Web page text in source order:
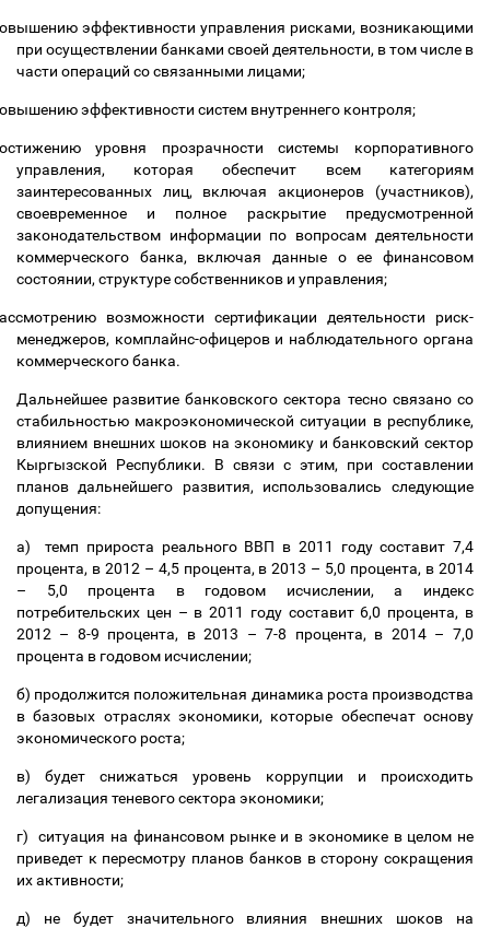
эффективности управления рисками, возникающими
при осуществлении банками своей деятельности, в том числе в
части операций со связанными лицами;
эффективности систем внутреннего контроля;
уровня прозрачности системы корпоративного
управления, которая обеспечит всем категориям
заинтересованных лиц, включая акционеров (участников),
своевременное и полное раскрытие предусмотренной
законодательством информации по вопросам деятельности
коммерческого банка, включая данные о ее финансовом
состоянии, структуре собственников и управления;
возможности сертификации деятельности риск-
менеджеров, комплайнс-офицеров и наблюдательного органа
коммерческого банка.
Дальнейшее развитие банковского сектора тесно связано со
стабильностью макроэкономической ситуации в республике,
влиянием внешних шоков на экономику и банковский сектор
Кыргызской Республики. В связи с этим, при составлении
планов дальнейшего развития, использовались следующие
допущения:
а) темп прироста реального ВВП в 2011 году составит 7,4
процента, в 2012 – 4,5 процента, в 2013 – 5,0 процента, в 2014
– 5,0 процента в годовом исчислении, а индекс
потребительских цен – в 2011 году составит 6,0 процента, в
2012 – 8-9 процента, в 2013 – 7-8 процента, в 2014 – 7,0
процента в годовом исчислении;
б) продолжится положительная динамика роста производства
в базовых отраслях экономики, которые обеспечат основу
экономического роста;
в) будет снижаться уровень коррупции и происходить
легализация теневого сектора экономики;
г) ситуация на финансовом рынке и в экономике в целом не
приведет к пересмотру планов банков в сторону сокращения
их активности;
д) не будет значительного влияния внешних шоков на